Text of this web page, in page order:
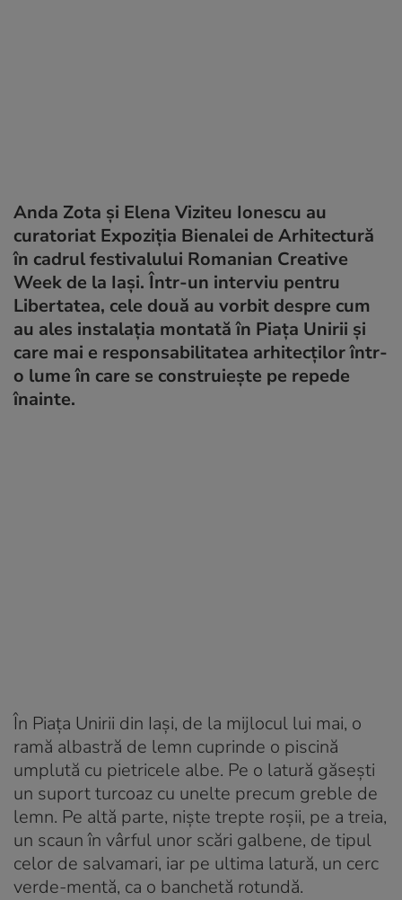
Anda Zota și Elena Viziteu Ionescu au
curatoriat Expoziția Bienalei de Arhitectură
în cadrul festivalului Romanian Creative
Week de la Iași. Într-un interviu pentru
Libertatea, cele două au vorbit despre cum
au ales instalația montată în Piața Unirii și
care mai e responsabilitatea arhitecților într-
o lume în care se construiește pe repede
înainte.
În Piața Unirii din Iași, de la mijlocul lui mai, o
ramă albastră de lemn cuprinde o piscină
umplută cu pietricele albe. Pe o latură găsești
un suport turcoaz cu unelte precum greble de
lemn. Pe altă parte, niște trepte roșii, pe a treia,
un scaun în vârful unor scări galbene, de tipul
celor de salvamari, iar pe ultima latură, un cerc
verde-mentă, ca o banchetă rotundă.